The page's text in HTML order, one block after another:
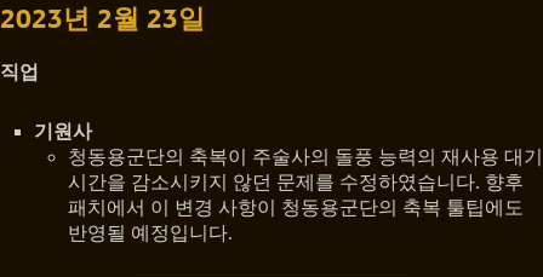
2023년 2월 23일
직업
기원사
청동용군단의 축복이 주술사의 돌풍 능력의 재사용 대기
시간을 감소시키지 않던 문제를 수정하였습니다. 향후
패치에서 이 변경 사항이 청동용군단의 축복 툴팁에도
반영될 예정입니다.